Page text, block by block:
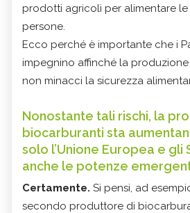
prodotti agricoli per alimentare
persone.
Ecco perché è importante che i
impegnino affinché la
non minacci la sicurezza
Nonostante tali rischi, la
biocarburanti sta
solo l’Unione Europea e gli
anche le potenze
Certamente. Si pensi, ad
secondo produttore di